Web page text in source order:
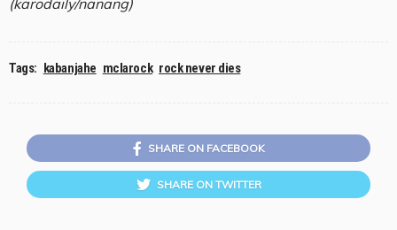
(karodaily/nanang)
Tags: kabanjahe mclarock rock never dies
SHARE ON FACEBOOK
SHARE ON TWITTER